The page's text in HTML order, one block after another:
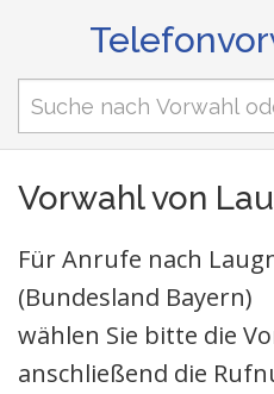
Vorwahl von
Für Anrufe nach
(Bundesland Bayern)
wählen Sie bitte die
anschließend die